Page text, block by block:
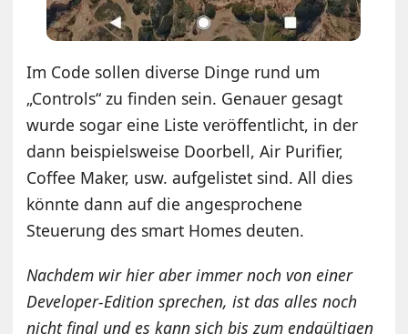
Im Code sollen diverse Dinge rund um
„Controls“ zu finden sein. Genauer gesagt
wurde sogar eine Liste veröffentlicht, in der
dann beispielsweise Doorbell, Air Purifier,
Coffee Maker, usw. aufgelistet sind. All dies
könnte dann auf die angesprochene
Steuerung des smart Homes deuten.
Nachdem wir hier aber immer noch von einer
Developer-Edition sprechen, ist das alles noch
nicht final und es kann sich bis zum endgültigen